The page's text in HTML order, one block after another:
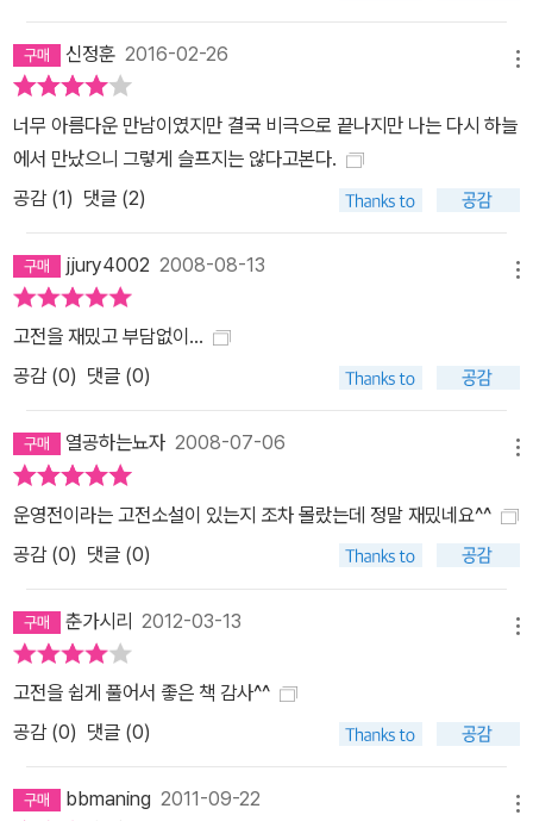
신정훈 2016-02-26
너무 아름다운 만남이였지만 결국 비극으로 끝나지만 나는 다시 하늘
에서 만났으니 그렇게 슬프지는 않다고본다.
공감 (1) 댓글 (2)
jjury4002 2008-08-13
고전을 재밌고 부담없이...
공감 (0) 댓글 (0)
열공하는뇨자 2008-07-06
운영전이라는 고전소설이 있는지 조차 몰랐는데 정말 재밌네요^^
공감 (0) 댓글 (0)
춘가시리 2012-03-13
고전을 쉽게 풀어서 좋은 책 감사^^
공감 (0) 댓글 (0)
bbmaning 2011-09-22